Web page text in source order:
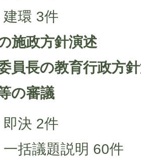
建環 3件
施政方針演述
員長の教育行政方
の審議
即決 2件
一括議題説明 60件